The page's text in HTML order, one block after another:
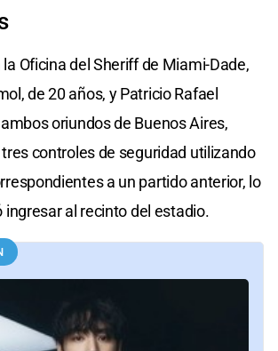
Oficina del Sheriff de Miami-Dade,
de 20 años, y Patricio Rafael
oriundos de Buenos Aires,
controles de seguridad utilizando
a un partido anterior, lo
ingresar al recinto del estadio.